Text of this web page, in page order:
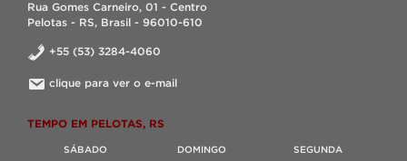
Rua Gomes Carneiro, 01 - Centro
Pelotas - RS, Brasil - 96010-610
+55 (53) 3284-4060
clique para ver o e-mail
TEMPO EM PELOTAS, RS
SÁBADO DOMINGO SEGUNDA